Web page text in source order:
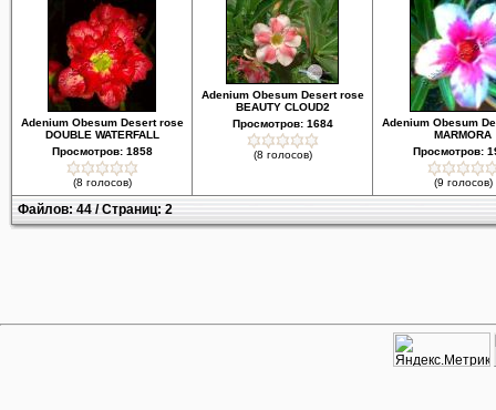
Adenium Obesum Desert rose
DOUBLE WATERFALL
Просмотров: 1858
(8 голосов)
Adenium Obesum Desert rose
BEAUTY CLOUD2
Просмотров: 1684
(8 голосов)
Adenium Obesum
MARMORA
Просмотров:
(9 голосов)
Файлов: 44 / Страниц: 2